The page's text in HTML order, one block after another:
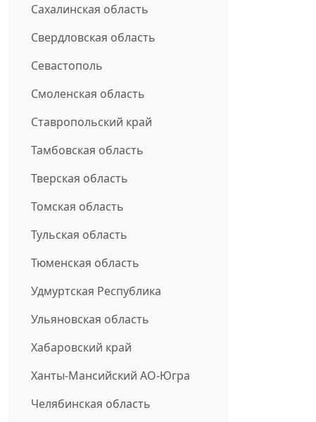
Сахалинская область
Свердловская область
Севастополь
Смоленская область
Ставропольский край
Тамбовская область
Тверская область
Томская область
Тульская область
Тюменская область
Удмуртская Республика
Ульяновская область
Хабаровский край
Ханты-Мансийский АО-Югра
Челябинская область